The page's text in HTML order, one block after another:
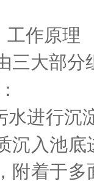
工作原理
三大部分
水进行沉
沉入池
附着于